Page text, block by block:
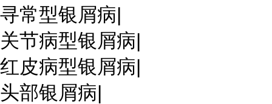
寻常型银屑病|
关节病型银屑病|
红皮病型银屑病|
头部银屑病|